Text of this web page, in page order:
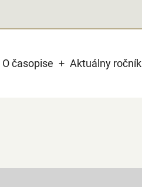
O časopise Aktuálny ročník